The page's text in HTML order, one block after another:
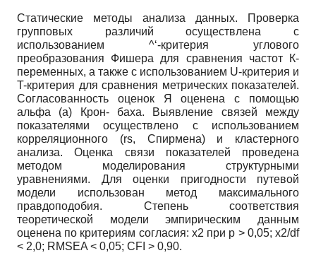
Статические методы анализа данных. Проверка
групповых различий осуществлена с
использованием ^‘-критерия углового
преобразования Фишера для сравнения частот К-
переменных, а также с использованием U-критерия и
T-критерия для сравнения метрических показателей.
Согласованность оценок Я оценена с помощью
альфа (а) Крон- баха. Выявление связей между
показателями осуществлено с использованием
корреляционного (rs, Спирмена) и кластерного
анализа. Оценка связи показателей проведена
методом моделирования структурными
уравнениями. Для оценки пригодности путевой
модели использован метод максимального
правдоподобия. Степень соответствия
теоретической модели эмпирическим данным
оценена по критериям согласия: х2 при р > 0,05; x2/df
< 2,0; RMSEA < 0,05; CFI > 0,90.